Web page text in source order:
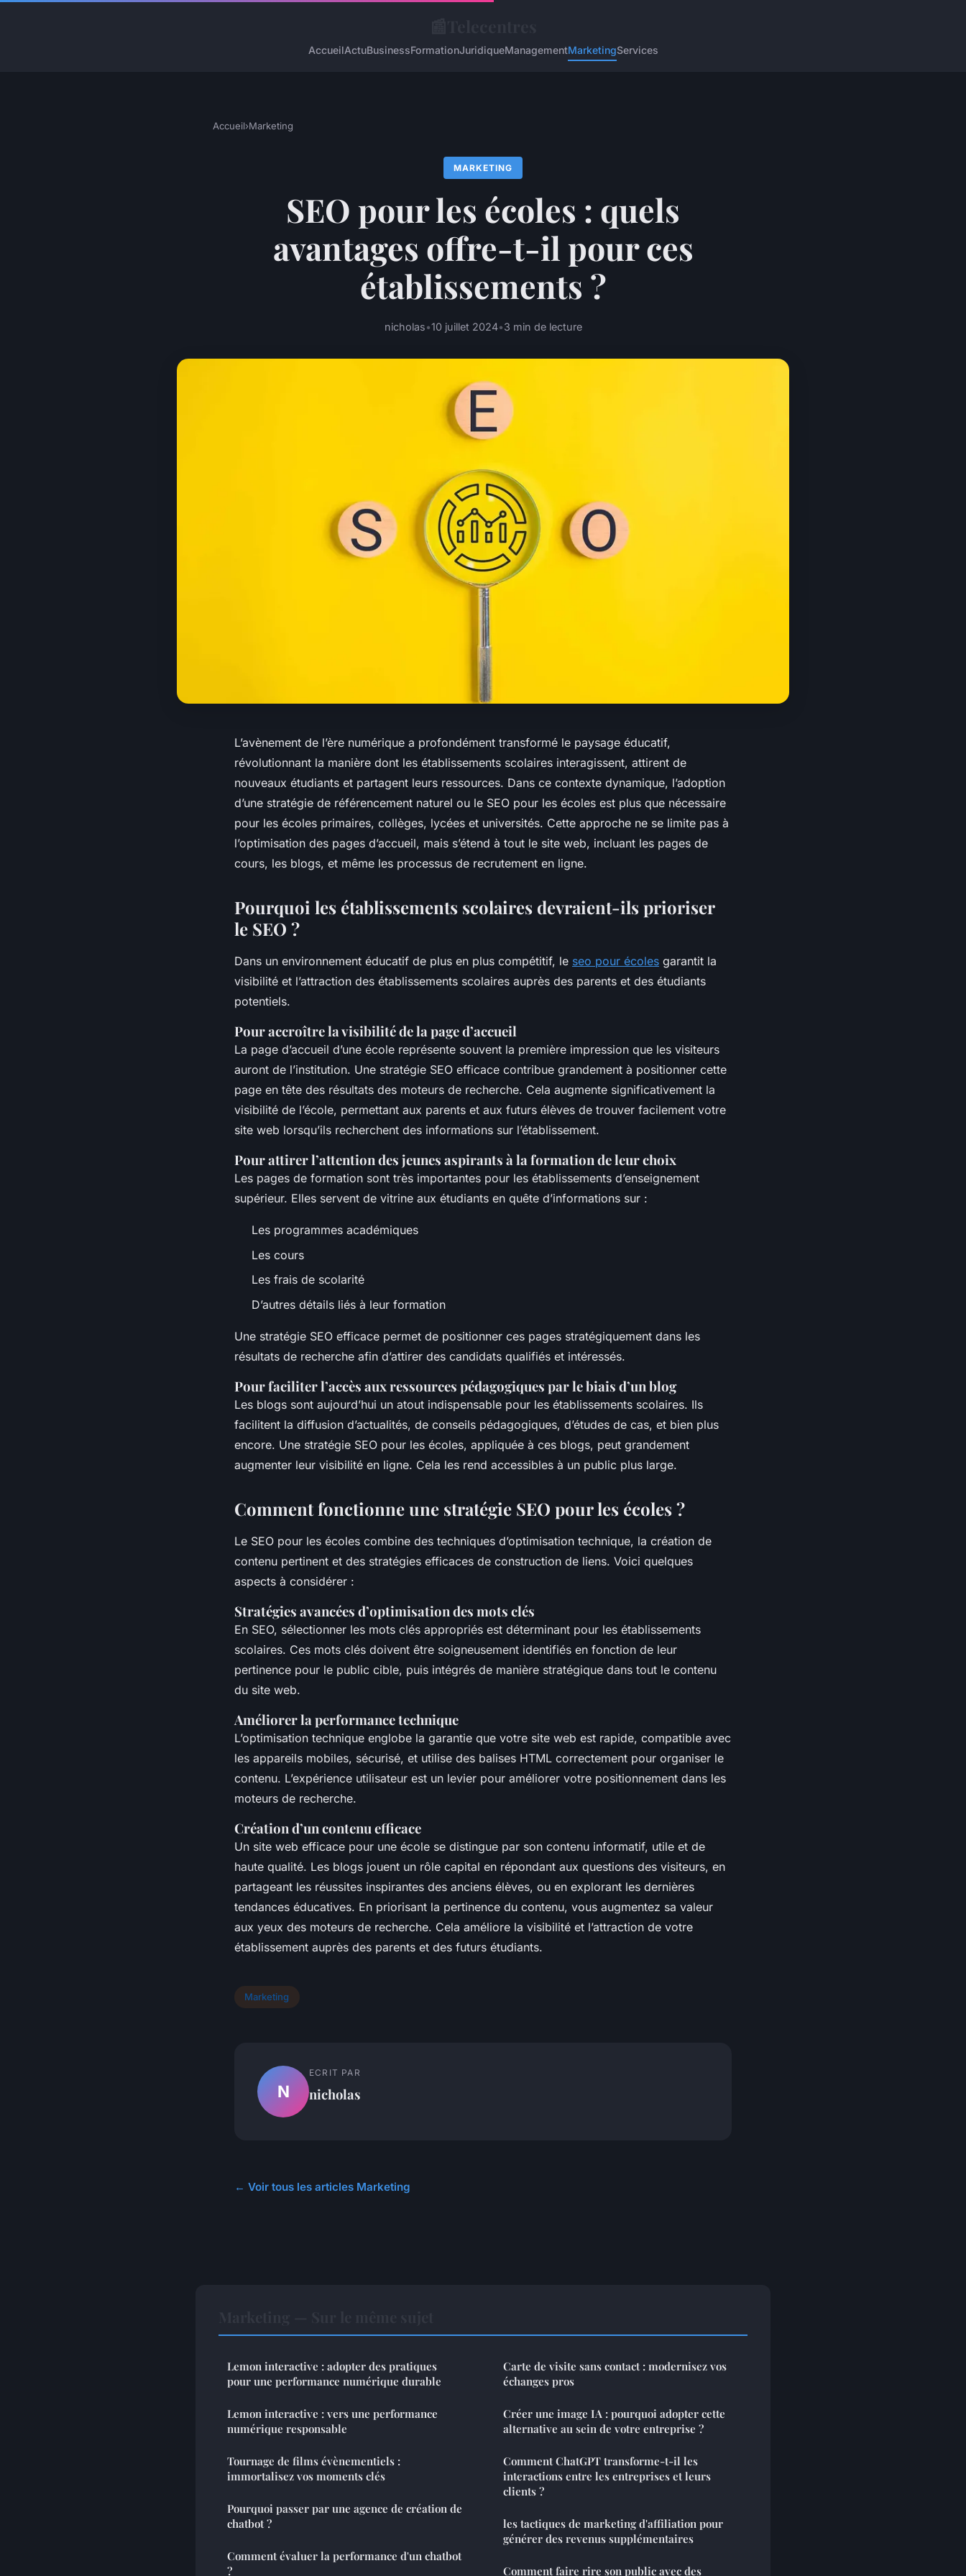
AccueilActuBusinessFormationJuridiqueManagementMarketingServices
Accueil›Marketing
MARKETING
SEO pour les écoles : quels
avantages offre-t-il pour ces
établissements ?
nicholas•10 juillet 2024•3 min de lecture
L’avènement de l’ère numérique a profondément transformé le paysage éducatif,
révolutionnant la manière dont les établissements scolaires interagissent, attirent de
nouveaux étudiants et partagent leurs ressources. Dans ce contexte dynamique, l’adoption
d’une stratégie de référencement naturel ou le SEO pour les écoles est plus que nécessaire
pour les écoles primaires, collèges, lycées et universités. Cette approche ne se limite pas à
l’optimisation des pages d’accueil, mais s’étend à tout le site web, incluant les pages de
cours, les blogs, et même les processus de recrutement en ligne.
Pourquoi les établissements scolaires devraient-ils prioriser
le SEO ?
Dans un environnement éducatif de plus en plus compétitif, le seo pour écoles garantit la
visibilité et l’attraction des établissements scolaires auprès des parents et des étudiants
potentiels.
Pour accroître la visibilité de la page d’accueil
La page d’accueil d’une école représente souvent la première impression que les visiteurs
auront de l’institution. Une stratégie SEO efficace contribue grandement à positionner cette
page en tête des résultats des moteurs de recherche. Cela augmente significativement la
visibilité de l’école, permettant aux parents et aux futurs élèves de trouver facilement votre
site web lorsqu’ils recherchent des informations sur l’établissement.
Pour attirer l’attention des jeunes aspirants à la formation de leur choix
Les pages de formation sont très importantes pour les établissements d’enseignement
supérieur. Elles servent de vitrine aux étudiants en quête d’informations sur :
Les programmes académiques
Les cours
Les frais de scolarité
D’autres détails liés à leur formation
Une stratégie SEO efficace permet de positionner ces pages stratégiquement dans les
résultats de recherche afin d’attirer des candidats qualifiés et intéressés.
Pour faciliter l’accès aux ressources pédagogiques par le biais d’un blog
Les blogs sont aujourd’hui un atout indispensable pour les établissements scolaires. Ils
facilitent la diffusion d’actualités, de conseils pédagogiques, d’études de cas, et bien plus
encore. Une stratégie SEO pour les écoles, appliquée à ces blogs, peut grandement
augmenter leur visibilité en ligne. Cela les rend accessibles à un public plus large.
Comment fonctionne une stratégie SEO pour les écoles ?
Le SEO pour les écoles combine des techniques d’optimisation technique, la création de
contenu pertinent et des stratégies efficaces de construction de liens. Voici quelques
aspects à considérer :
Stratégies avancées d’optimisation des mots clés
En SEO, sélectionner les mots clés appropriés est déterminant pour les établissements
scolaires. Ces mots clés doivent être soigneusement identifiés en fonction de leur
pertinence pour le public cible, puis intégrés de manière stratégique dans tout le contenu
du site web.
Améliorer la performance technique
L’optimisation technique englobe la garantie que votre site web est rapide, compatible avec
les appareils mobiles, sécurisé, et utilise des balises HTML correctement pour organiser le
contenu. L’expérience utilisateur est un levier pour améliorer votre positionnement dans les
moteurs de recherche.
Création d’un contenu efficace
Un site web efficace pour une école se distingue par son contenu informatif, utile et de
haute qualité. Les blogs jouent un rôle capital en répondant aux questions des visiteurs, en
partageant les réussites inspirantes des anciens élèves, ou en explorant les dernières
tendances éducatives. En priorisant la pertinence du contenu, vous augmentez sa valeur
aux yeux des moteurs de recherche. Cela améliore la visibilité et l’attraction de votre
établissement auprès des parents et des futurs étudiants.
Marketing
N
ECRIT PAR
nicholas
← Voir tous les articles Marketing
Lemon interactive : adopter des pratiques
pour une performance numérique durable
Lemon interactive : vers une performance
numérique responsable
Tournage de films évènementiels :
immortalisez vos moments clés
Pourquoi passer par une agence de création de
chatbot ?
Comment évaluer la performance d'un chatbot
?
Carte de visite sans contact : modernisez vos
échanges pros
Créer une image IA : pourquoi adopter cette
alternative au sein de votre entreprise ?
Comment ChatGPT transforme-t-il les
interactions entre les entreprises et leurs
clients ?
les tactiques de marketing d'affiliation pour
générer des revenus supplémentaires
Comment faire rire son public avec des